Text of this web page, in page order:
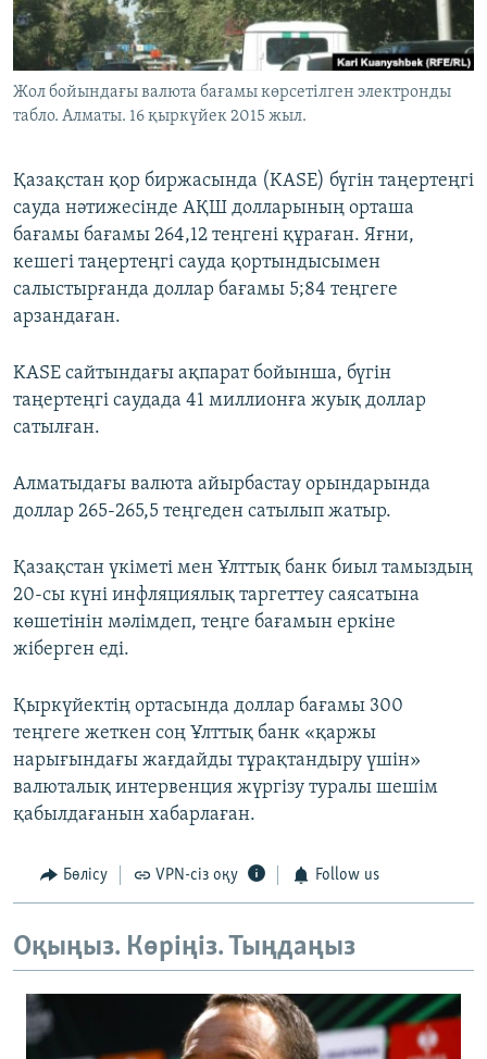
ЖАЗЫЛЫҢЫЗ
Басқа тілдерде
Жол бойындағы валюта бағамы көрсетілген электронды
табло. Алматы. 16 қыркүйек 2015 жыл.
Қазақстан қор биржасында (KASE) бүгін таңертеңгі
сауда нәтижесінде АҚШ долларының орташа
бағамы бағамы 264,12 теңгені құраған. Яғни,
кешегі таңертеңгі сауда қортындысымен
салыстырғанда доллар бағамы 5;84 теңгеге
арзандаған.
KASE сайтындағы ақпарат бойынша, бүгін
таңертеңгі саудада 41 миллионға жуық доллар
сатылған.
Алматыдағы валюта айырбастау орындарында
доллар 265-265,5 теңгеден сатылып жатыр.
Қазақстан үкіметі мен Ұлттық банк биыл тамыздың
20-сы күні инфляциялық таргеттеу саясатына
көшетінін мәлімдеп, теңге бағамын еркіне
жіберген еді.
Қыркүйектің ортасында доллар бағамы 300
теңгеге жеткен соң Ұлттық банк «қаржы
нарығындағы жағдайды тұрақтандыру үшін»
валюталық интервенция жүргізу туралы шешім
қабылдағанын хабарлаған.
Бөлісу VPN-сіз оқу Follow us
Оқыңыз. Көріңіз. Тыңдаңыз